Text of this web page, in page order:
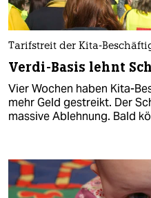
Tarifstreit der Kita-
Verdi-Basis lehnt
Vier Wochen haben Kita-
mehr Geld gestreikt. Der
massive Ablehnung. Bald